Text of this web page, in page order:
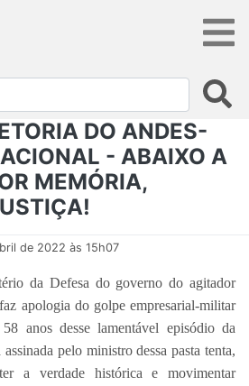
DO ANDES-
- ABAIXO A
MEMÓRIA,
de 2022 às 15h07
da Defesa do governo do agitador
apologia do golpe empresarial-militar
anos desse lamentável episódio da
pelo ministro dessa pasta tenta,
a verdade histórica e movimentar